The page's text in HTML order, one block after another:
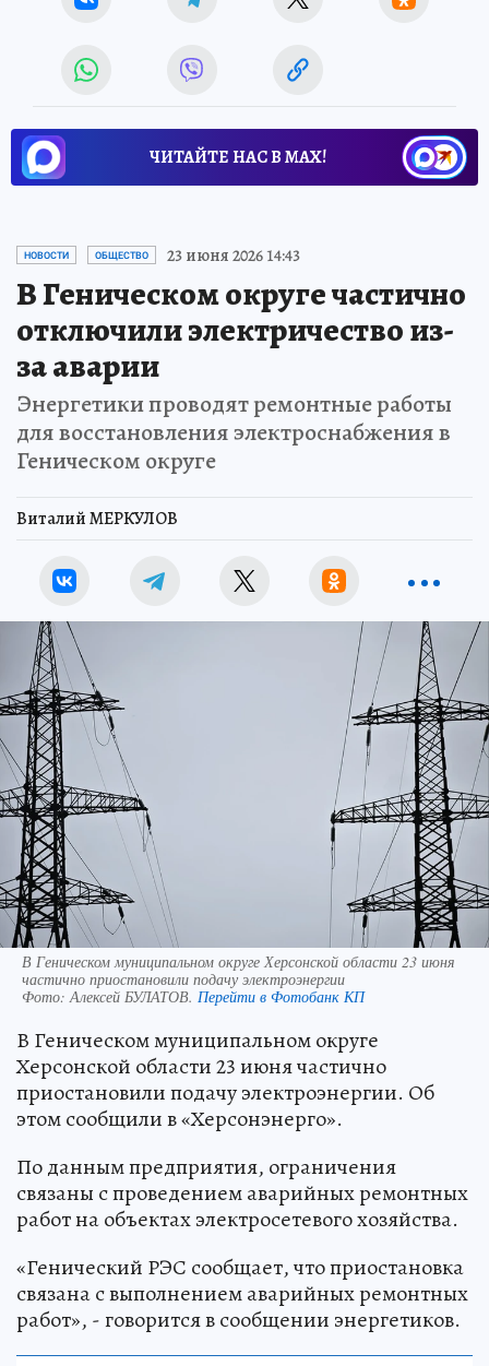
ЧИТАЙТЕ НАС В МАХ!
НОВОСТИ ОБЩЕСТВО 23 июня 2026 14:43
В Геническом округе частично
отключили электричество из-
за аварии
Энергетики проводят ремонтные работы
для восстановления электроснабжения в
Геническом округе
Виталий МЕРКУЛОВ
В Геническом муниципальном округе Херсонской области 23 июня
частично приостановили подачу электроэнергии
Фото: Алексей БУЛАТОВ. Перейти в Фотобанк КП
В Геническом муниципальном округе
Херсонской области 23 июня частично
приостановили подачу электроэнергии. Об
этом сообщили в «Херсонэнерго».
По данным предприятия, ограничения
связаны с проведением аварийных ремонтных
работ на объектах электросетевого хозяйства.
«Генический РЭС сообщает, что приостановка
связана с выполнением аварийных ремонтных
работ», - говорится в сообщении энергетиков.